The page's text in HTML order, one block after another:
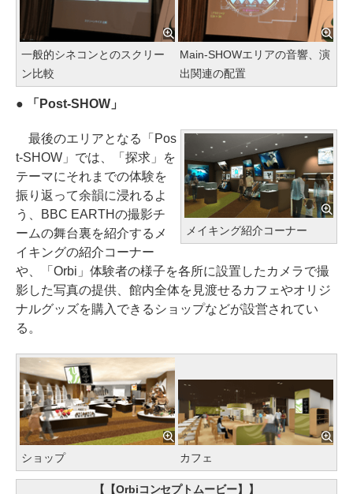
一般的シネコンとのスクリー
ン比較
Main-SHOWエリアの音響、演
出関連の配置
● 「Post-SHOW」
メイキング紹介コーナー
最後のエリアとなる「Pos
t-SHOW」では、「探求」を
テーマにそれまでの体験を
振り返って余韻に浸れるよ
う、BBC EARTHの撮影チ
ームの舞台裏を紹介するメ
イキングの紹介コーナー
や、「Orbi」体験者の様子を各所に設置したカメラで撮
影した写真の提供、館内全体を見渡せるカフェやオリジ
ナルグッズを購入できるショップなどが設営されてい
る。
ショップ カフェ
【【Orbiコンセプトムービー】】